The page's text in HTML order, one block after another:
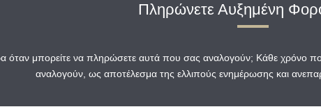
Πληρώνετε Αυξημένη
όταν μπορείτε να πληρώσετε αυτά που σας αναλογούν; Κάθε χρόνο
αναλογούν, ως αποτέλεσμα της ελλιπούς ενημέρωσης και